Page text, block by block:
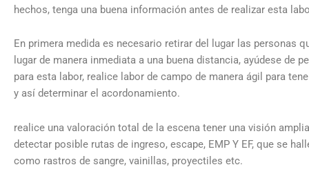
hechos, tenga una buena información antes de realizar esta
En primera medida es necesario retirar del lugar las personas
lugar de manera inmediata a una buena distancia, ayúdese de
para esta labor, realice labor de campo de manera ágil para
y así determinar el acordonamiento.
realice una valoración total de la escena tener una visión
detectar posible rutas de ingreso, escape, EMP Y EF, que se
como rastros de sangre, vainillas, proyectiles etc.